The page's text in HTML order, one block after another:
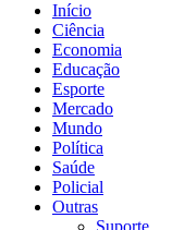
Início
Ciência
Economia
Educação
Esporte
Mercado
Mundo
Política
Saúde
Policial
Outras
Suporte